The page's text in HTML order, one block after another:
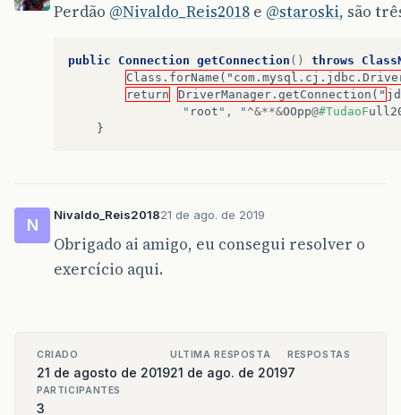
Perdão @Nivaldo_Reis2018 e @staroski, são
public Connection getConnection () throws
return
DriverManager.getConnection("
				"
root ", "^&**&OOpp@#TudaoF
}
N
Nivaldo_Reis201821 de ago. de 2019
Obrigado ai amigo, eu consegui resolver o
exercício aqui.
CRIADO
21 de agosto de 2019
ULTIMA RESPOSTA
21 de ago. de 2019
RESPOSTAS
7
PARTICIPANTES
3